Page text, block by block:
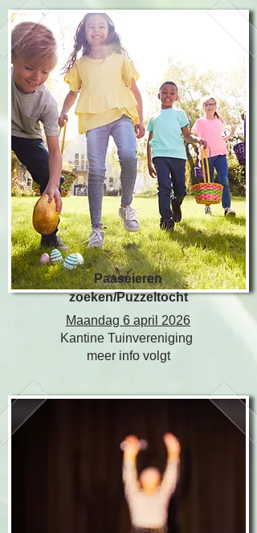
Paaseieren
zoeken/Puzzeltocht
Maandag 6 april 2026
Kantine Tuinvereniging
meer info volgt